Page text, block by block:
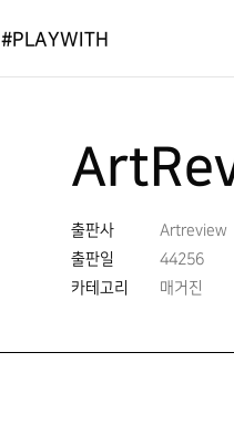
#PLAYWITH
출판사
Artreview
출판일
44256
카테고리
매거진